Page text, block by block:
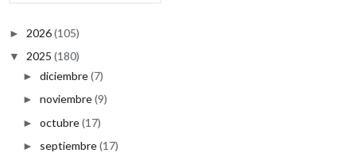
► 2026(105)
▼ 2025 (180)
► diciembre(7)
► noviembre(9)
► octubre(17)
► septiembre(17)